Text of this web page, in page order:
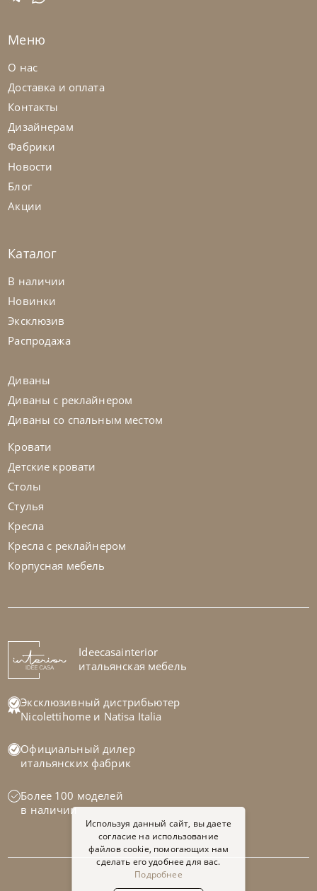
Tomasella
Кровать с мягкой обивкой Bravo
Кровать односпальная Bravo
На заказ 45-90 дн
Меню
О нас
Доставка и оплата
Контакты
Дизайнерам
Фабрики
Новости
Блог
Акции
Каталог
В наличии
Новинки
Эксклюзив
Распродажа
Диваны
Диваны с реклайнером
Диваны со спальным местом
Кровати
Детские кровати
Столы
Стулья
Кресла
Кресла с реклайнером
Корпусная мебель
Ideecasainterior
итальянская мебель
Эксклюзивный дистрибьютер
Nicolettihome и Natisa Italia
Официальный дилер
итальянских фабрик
Более 100 моделей
в наличии
Используя данный сайт, вы даете
согласие на использование
файлов cookie, помогающих нам
сделать его удобнее для вас.
Подробнее